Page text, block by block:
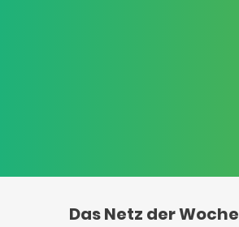
Das Netz der Woche